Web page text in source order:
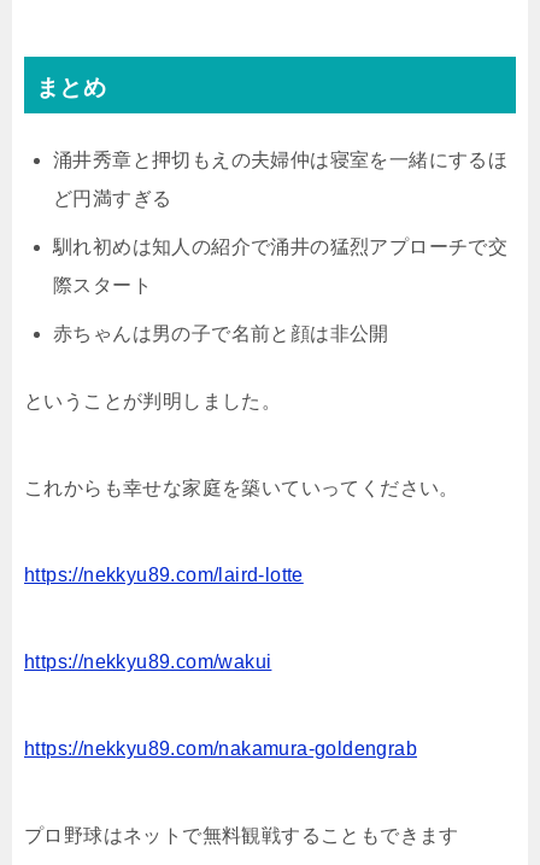
まとめ
涌井秀章と押切もえの夫婦仲は寝室を一緒にするほ
ど円満すぎる
馴れ初めは知人の紹介で涌井の猛烈アプローチで交
際スタート
赤ちゃんは男の子で名前と顔は非公開
ということが判明しました。
これからも幸せな家庭を築いていってください。
https://nekkyu89.com/laird-lotte
https://nekkyu89.com/wakui
https://nekkyu89.com/nakamura-goldengrab
プロ野球はネットで無料観戦することもできます